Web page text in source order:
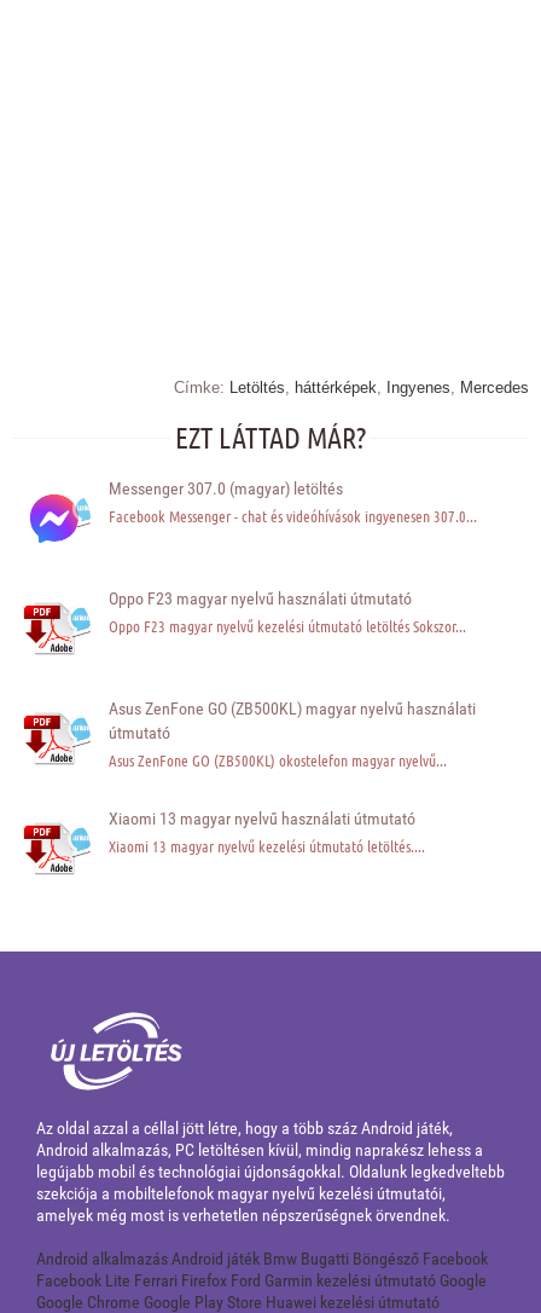
Címke: Letöltés, háttérképek, Ingyenes, Mercedes
EZT LÁTTAD MÁR?
Messenger 307.0 (magyar) letöltés
Facebook Messenger - chat és videóhívások ingyenesen 307.0...
Oppo F23 magyar nyelvű használati útmutató
Oppo F23 magyar nyelvű kezelési útmutató letöltés Sokszor...
Asus ZenFone GO (ZB500KL) magyar nyelvű használati
útmutató
Asus ZenFone GO (ZB500KL) okostelefon magyar nyelvű...
Xiaomi 13 magyar nyelvű használati útmutató
Xiaomi 13 magyar nyelvű kezelési útmutató letöltés....
Az oldal azzal a céllal jött létre, hogy a több száz Android játék,
Android alkalmazás, PC letöltésen kívül, mindig naprakész lehess a
legújabb mobil és technológiai újdonságokkal. Oldalunk legkedveltebb
szekciója a mobiltelefonok magyar nyelvű kezelési útmutatói,
amelyek még most is verhetetlen népszerűségnek örvendnek.
Android alkalmazásAndroid játék Bmw Bugatti Böngésző Facebook
Facebook Lite Ferrari Firefox Ford Garmin kezelési útmutató Google
Google Chrome Google Play Store Huawei kezelési útmutató